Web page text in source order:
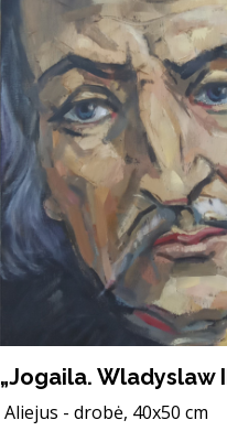
„Jogaila. Wladyslaw
Aliejus - drobė, 40x50 cm